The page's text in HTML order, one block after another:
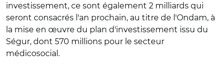
investissement, ce sont également 2 milliards qui
seront consacrés l'an prochain, au titre de l'Ondam, à
la mise en œuvre du plan d'investissement issu du
Ségur, dont 570 millions pour le secteur
médicosocial.